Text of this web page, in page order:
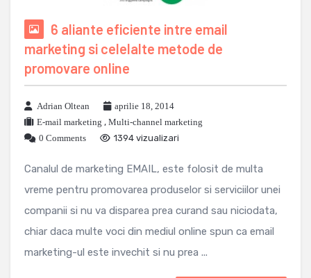
6 aliante eficiente intre email
marketing si celelalte metode de
promovare online
Adrian Oltean
aprilie 18, 2014
E-mail marketing , Multi-channel marketing
0 Comments
1394 vizualizari
Canalul de marketing EMAIL, este folosit de multa
vreme pentru promovarea produselor si serviciilor unei
companii si nu va disparea prea curand sau niciodata,
chiar daca multe voci din mediul online spun ca email
marketing-ul este invechit si nu prea ...